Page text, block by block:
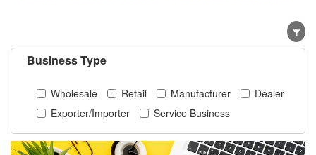
Business Type
Wholesale Retail Manufacturer
Dealer
Exporter/Importer
Service Business